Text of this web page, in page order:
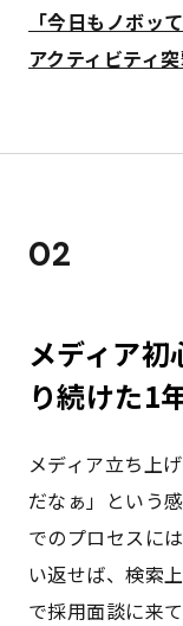
「今日もノボッ
アクティビティ
02
メディア
り続けた1
メディア立ち上
だなぁ」という
でのプロセスに
い返せば、検索
で採用面談に来